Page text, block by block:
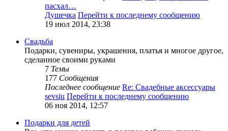
пасхал…
Душечка Перейти к последнему сообщению
19 июл 2014, 23:38
Свадьба
Подарки, сувениры, украшения, платья и многое другое,
сделанное своими руками
7 Темы
177 Сообщения
Последнее сообщение Re: Свадебные аксессуары
sevsiu Перейти к последнему сообщению
06 ноя 2014, 12:57
Подарки для детей